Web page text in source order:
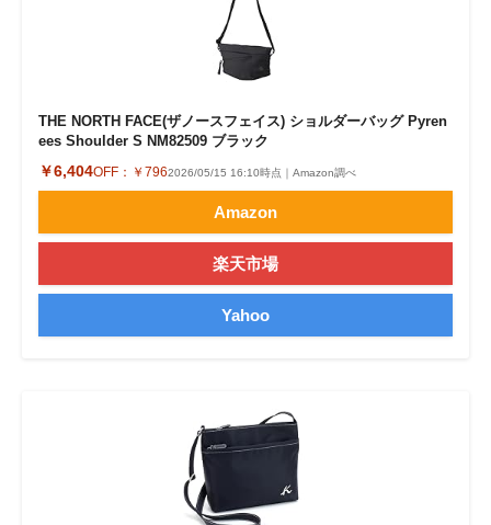
THE NORTH FACE(ザノースフェイス) ショルダーバッグ Pyren
ees Shoulder S NM82509 ブラック
￥6,404OFF： ￥7962026/05/15 16:10時点｜Amazon調べ
Amazon
楽天市場
Yahoo